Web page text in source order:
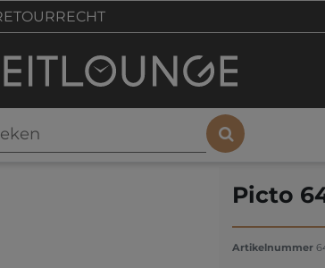
Picto
Artikelnummer